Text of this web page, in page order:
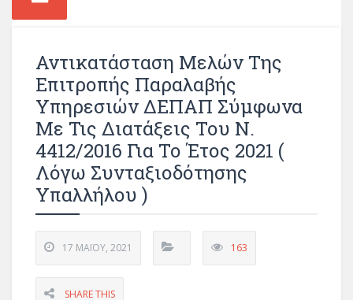
Αντικατάσταση Μελών Της
Επιτροπής Παραλαβής
Υπηρεσιών ΔΕΠΑΠ Σύμφωνα
Με Τις Διατάξεις Του Ν.
4412/2016 Για Το Έτος 2021 (
Λόγω Συνταξιοδότησης
Υπαλλήλου )
17 ΜΑΪ́ΟΥ, 2021 163
SHARE THIS